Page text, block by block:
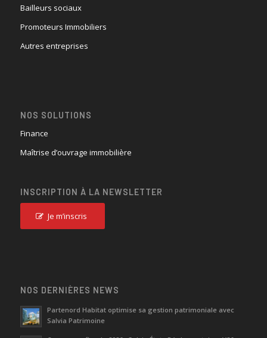
Bailleurs sociaux
Promoteurs Immobiliers
Autres entreprises
NOS SOLUTIONS
Finance
Maîtrise d’ouvrage immobilière
INSCRIPTION À LA NEWSLETTER
Je m’inscris
NOS DERNIÈRES NEWS
Partenord Habitat optimise sa gestion patrimoniale avec
Salvia Patrimoine